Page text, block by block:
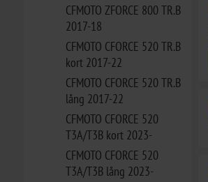
CFMOTO ZFORCE 800 TR.B
2017-18
CFMOTO CFORCE 520 TR.B
kort 2017-22
CFMOTO CFORCE 520 TR.B
lång 2017-22
CFMOTO CFORCE 520
T3A/T3B kort 2023-
CFMOTO CFORCE 520
T3A/T3B lång 2023-